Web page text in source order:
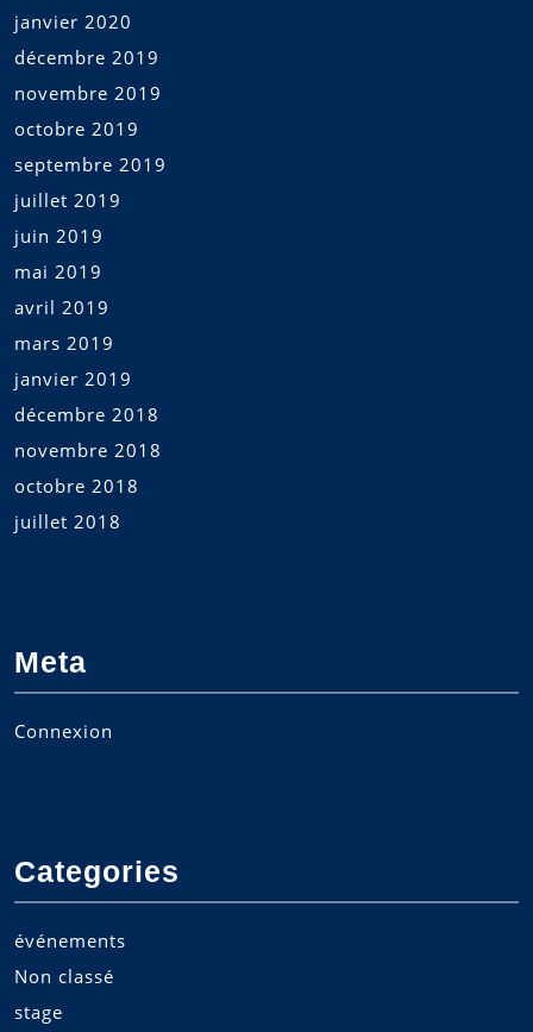
janvier 2020
décembre 2019
novembre 2019
octobre 2019
septembre 2019
juillet 2019
juin 2019
mai 2019
avril 2019
mars 2019
janvier 2019
décembre 2018
novembre 2018
octobre 2018
juillet 2018
Meta
Connexion
Categories
événements
Non classé
stage